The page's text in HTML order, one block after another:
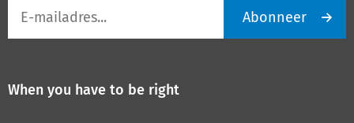
mailadres
Abonneer
When you have to be right